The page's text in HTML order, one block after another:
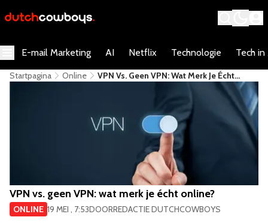
E-mail Marketing AI Netflix Technologie Tech in
Startpagina Online
VPN Vs. Geen VPN: Wat Merk Je Écht
VPN vs. geen VPN: wat merk je écht online?
ONLINE 19 MEI , 7:53DOORREDACTIE DUTCHCOWBOYS